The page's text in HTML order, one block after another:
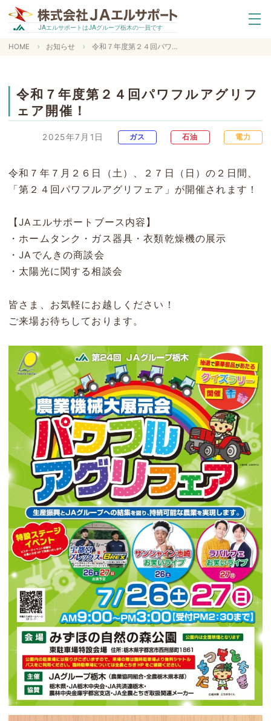
JAエルサポートはJAグループ栃木の一員です
HOME お知らせ 令和７年度第２４回パワフルアグリフェア開催！
令和７年度第２４回パワフルアグリフ
ェア開催！
2025年7月1日 ガス 石油 電力
令和７年７月２６日（土）、２７日（日）の２日間、
「第２４回パワフルアグリフェア」が開催されます！
【JAエルサポートブース内容】
・ホームタンク・ガス器具・衣類乾燥機の展示
・JAでんきの商談会
・太陽光に関する相談会
皆さま、お気軽にお越しください！
ご来場お待ちしております。